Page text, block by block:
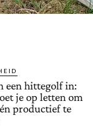
een hittegolf in:
je op letten om
productief te